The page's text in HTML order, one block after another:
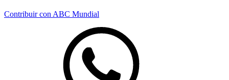
Contribuir con ABC Mundial